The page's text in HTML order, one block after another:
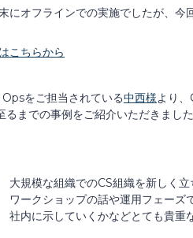
オフラインでの実施でしたが、今
こちらから
をご担当されている中西様より
までの事例をご紹介いただきました
大規模な組織でのCS組織を新しく
ワークショップの話や運用フェーズ
社内に示していくかなどとても貴重